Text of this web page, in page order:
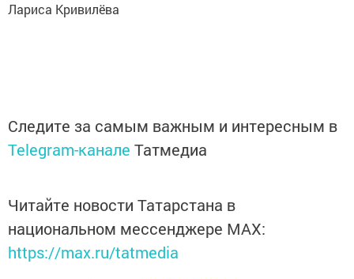
Лариса Кривилёва
Следите за самым важным и интересным в
Telegram-канале Татмедиа
Читайте новости Татарстана в
национальном мессенджере MАХ:
https://max.ru/tatmedia